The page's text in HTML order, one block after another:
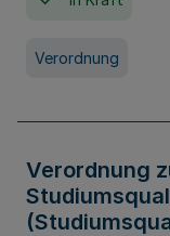
Verordnung
Verordnung